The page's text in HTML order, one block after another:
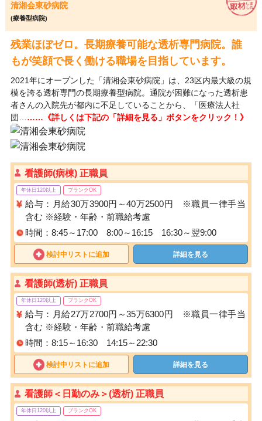
清湘会東砂病院
(療養型病院)
残業ほぼゼロ。長期療養可能な透析専門病院。誰
もが笑顔で長く働ける職場を目指しています。
2021年にオープンした「清湘会東砂病院」は、23区内最大級の規
模を誇る透析専門の長期療養型病院。通院が困難になった透析患
者さんの入院先が都内に不足していることから、「医療法人社
団… ……《詳しくは下記の「詳細を見る」ボタンをクリック！》
看護師(病棟) 正職員
年休日120以上 ブランクOK
給与：月給30万3900円～40万2500円 ※職員一律手当
含む ※経験・年齢・前職給考慮
時間：8:45～17:00 8:00～16:15 16:30～翌9:00
検討中リストに追加 詳細を見る
看護師(透析) 正職員
年休日120以上 ブランクOK
給与：月給27万2700円～35万6300円 ※職員一律手当
含む ※経験・年齢・前職給考慮
時間：8:15～16:30 14:15～22:30
検討中リストに追加 詳細を見る
看護師＜日勤のみ＞(透析) 正職員
年休日120以上 ブランクOK